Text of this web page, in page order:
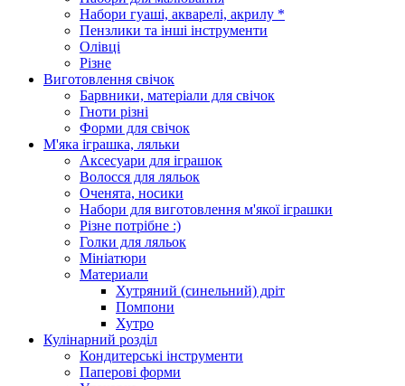
Набори гуаші, акварелі, акрилу *
Пензлики та інші інструменти
Олівці
Різне
Виготовлення свічок
Барвники, матеріали для свічок
Гноти різні
Форми для свічок
М'яка іграшка, ляльки
Аксесуари для іграшок
Волосся для ляльок
Оченята, носики
Набори для виготовлення м'якої іграшки
Різне потрібне :)
Голки для ляльок
Мініатюри
Материали
Хутряний (синельний) дріт
Помпони
Хутро
Кулінарний розділ
Кондитерські інструменти
Паперові форми